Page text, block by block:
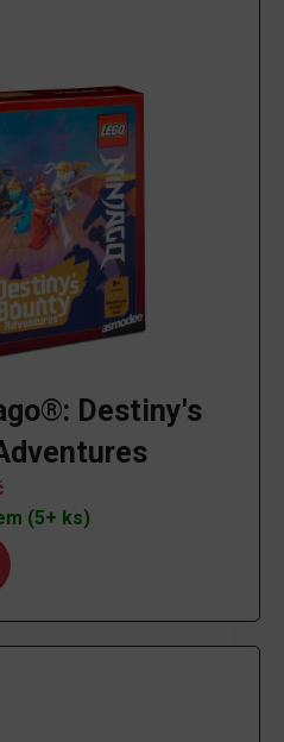
Destiny's
(5+ ks)